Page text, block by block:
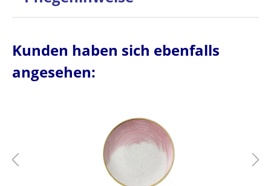
Kunden haben sich ebenfalls
angesehen: